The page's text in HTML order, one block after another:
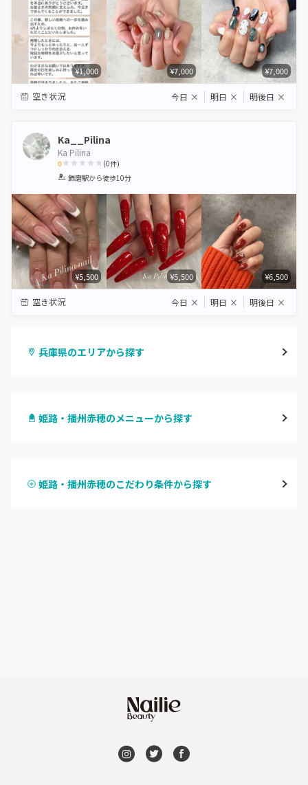
¥1,000 ¥7,000 ¥7,000
空き状況 今日 × 明日 × 明後日 ×
Ka__Pilina
Ka Pilina
0
1 2 3 4 5
(0件)
飾磨駅から徒歩10分
¥5,500 ¥5,500 ¥6,500
空き状況 今日 × 明日 × 明後日 ×
兵庫県のエリアから探す
尼崎・塚口・武庫之荘
姫路・播州赤穂のメニューから探す
ハンドスカルプ
姫路・播州赤穂のこだわり条件から探す